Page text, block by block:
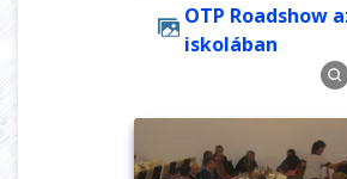
OTP Roadshow az
iskolában